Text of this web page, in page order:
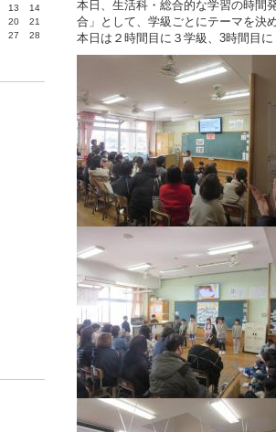
本日、生活科・総合的な学習の時間
合」として、学級ごとにテーマを決
本日は２時間目に３学級、3時間目
13
14
20
21
27 28